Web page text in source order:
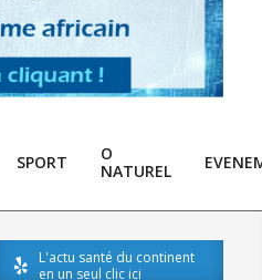
SPORT
O
NATUREL
L'actu santé du continent
en un seul clic ici